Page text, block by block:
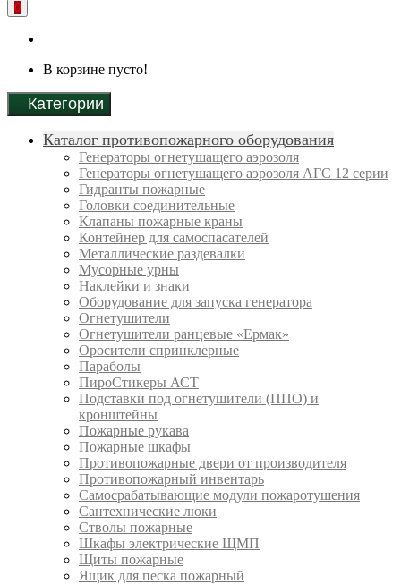
0
В корзине пусто!
Категории
Каталог противопожарного оборудования
Генераторы огнетушащего аэрозоля
Генераторы огнетушащего аэрозоля АГС 12 серии
Гидранты пожарные
Головки соединительные
Клапаны пожарные краны
Контейнер для самоспасателей
Металлические раздевалки
Мусорные урны
Наклейки и знаки
Оборудование для запуска генератора
Огнетушители
Огнетушители ранцевые «Ермак»
Оросители спринклерные
Параболы
ПироСтикеры АСТ
Подставки под огнетушители (ППО) и
кронштейны
Пожарные рукава
Пожарные шкафы
Противопожарные двери от производителя
Противопожарный инвентарь
Самосрабатывающие модули пожаротушения
Сантехнические люки
Стволы пожарные
Шкафы электрические ЩМП
Щиты пожарные
Ящик для песка пожарный